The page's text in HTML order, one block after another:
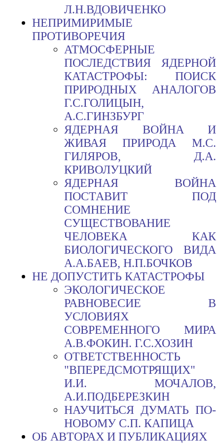
Л.Н.ВДОВИЧЕНКО
НЕПРИМИРИМЫЕ
ПРОТИВОРЕЧИЯ
АТМОСФЕРНЫЕ
ПОСЛЕДСТВИЯ ЯДЕРНОЙ
КАТАСТРОФЫ: ПОИСК
ПРИРОДНЫХ АНАЛОГОВ
Г.С.ГОЛИЦЫН,
А.С.ГИНЗБУРГ
ЯДЕРНАЯ ВОЙНА И
ЖИВАЯ ПРИРОДА М.С.
ГИЛЯРОВ, Д.А.
КРИВОЛУЦКИЙ
ЯДЕРНАЯ ВОЙНА
ПОСТАВИТ ПОД
СОМНЕНИЕ
СУЩЕСТВОВАНИЕ
ЧЕЛОВЕКА КАК
БИОЛОГИЧЕСКОГО ВИДА
А.А.БАЕВ, Н.П.БОЧКОВ
НЕ ДОПУСТИТЬ КАТАСТРОФЫ
ЭКОЛОГИЧЕСКОЕ
РАВНОВЕСИЕ В
УСЛОВИЯХ
СОВРЕМЕННОГО МИРА
А.В.ФОКИН. Г.С.ХОЗИН
ОТВЕТСТВЕННОСТЬ
"ВПЕРЕДСМОТРЯЩИХ"
И.И. МОЧАЛОВ,
А.И.ПОДБЕРЕЗКИН
НАУЧИТЬСЯ ДУМАТЬ ПО-
НОВОМУ С.П. КАПИЦА
ОБ АВТОРАХ И ПУБЛИКАЦИЯХ